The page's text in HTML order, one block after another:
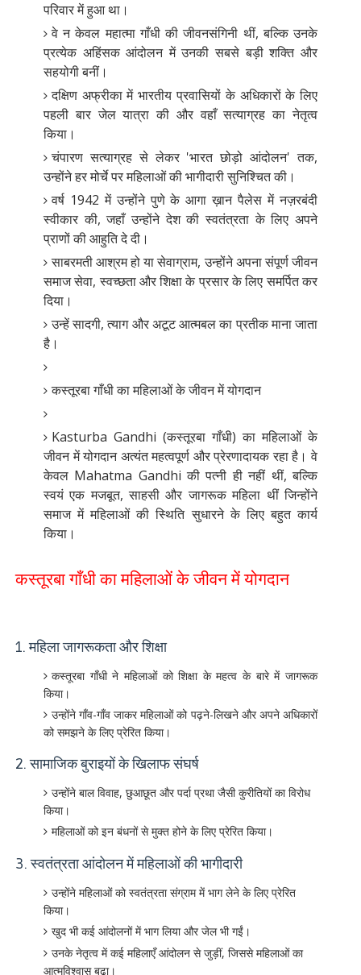
परिवार में हुआ था।
वे न केवल महात्मा गाँधी की जीवनसंगिनी थीं, बल्कि उनके
प्रत्येक अहिंसक आंदोलन में उनकी सबसे बड़ी शक्ति और
सहयोगी बनीं।
दक्षिण अफ्रीका में भारतीय प्रवासियों के अधिकारों के लिए
पहली बार जेल यात्रा की और वहाँ सत्याग्रह का नेतृत्व
किया।
चंपारण सत्याग्रह से लेकर 'भारत छोड़ो आंदोलन' तक,
उन्होंने हर मोर्चे पर महिलाओं की भागीदारी सुनिश्चित की।
वर्ष 1942 में उन्होंने पुणे के आगा ख़ान पैलेस में नज़रबंदी
स्वीकार की, जहाँ उन्होंने देश की स्वतंत्रता के लिए अपने
प्राणों की आहुति दे दी।
साबरमती आश्रम हो या सेवाग्राम, उन्होंने अपना संपूर्ण जीवन
समाज सेवा, स्वच्छता और शिक्षा के प्रसार के लिए समर्पित कर
दिया।
उन्हें सादगी, त्याग और अटूट आत्मबल का प्रतीक माना जाता
है।
कस्तूरबा गाँधी का महिलाओं के जीवन में योगदान
Kasturba Gandhi (कस्तूरबा गाँधी) का महिलाओं के
जीवन में योगदान अत्यंत महत्वपूर्ण और प्रेरणादायक रहा है। वे
केवल Mahatma Gandhi की पत्नी ही नहीं थीं, बल्कि
स्वयं एक मजबूत, साहसी और जागरूक महिला थीं जिन्होंने
समाज में महिलाओं की स्थिति सुधारने के लिए बहुत कार्य
किया।
कस्तूरबा गाँधी का महिलाओं के जीवन में योगदान
1. महिला जागरूकता और शिक्षा
कस्तूरबा गाँधी ने महिलाओं को शिक्षा के महत्व के बारे में जागरूक
किया।
उन्होंने गाँव-गाँव जाकर महिलाओं को पढ़ने-लिखने और अपने अधिकारों
को समझने के लिए प्रेरित किया।
2. सामाजिक बुराइयों के खिलाफ संघर्ष
उन्होंने बाल विवाह, छुआछूत और पर्दा प्रथा जैसी कुरीतियों का विरोध
किया।
महिलाओं को इन बंधनों से मुक्त होने के लिए प्रेरित किया।
3. स्वतंत्रता आंदोलन में महिलाओं की भागीदारी
उन्होंने महिलाओं को स्वतंत्रता संग्राम में भाग लेने के लिए प्रेरित
किया।
खुद भी कई आंदोलनों में भाग लिया और जेल भी गईं।
उनके नेतृत्व में कई महिलाएँ आंदोलन से जुड़ीं, जिससे महिलाओं का
आत्मविश्वास बढ़ा।